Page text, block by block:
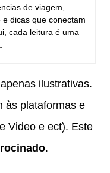
de viagem,
dicas que conectam
cada leitura é uma
ilustrativas.
às plataformas e
Video e ect). Este
.